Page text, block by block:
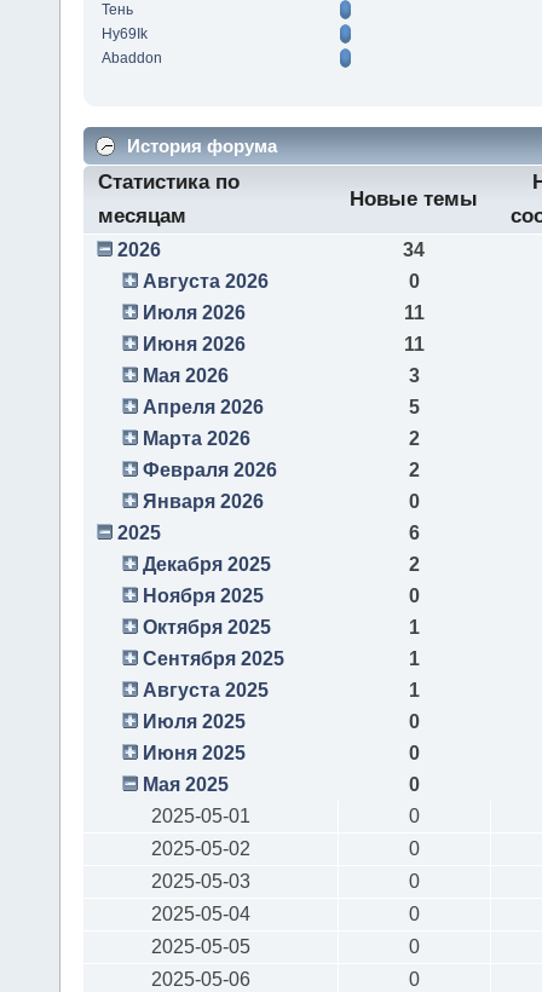
Тень
Hy69Ik
Abaddon
История форума
Статистика по
месяцам
Новые темы
2026
34
Августа 2026
0
Июля 2026
11
Июня 2026
11
Мая 2026
3
Апреля 2026
5
Марта 2026
2
Февраля 2026
2
Января 2026
0
2025
6
Декабря 2025
2
Ноября 2025
0
Октября 2025
1
Сентября 2025
1
Августа 2025
1
Июля 2025
0
Июня 2025
0
Мая 2025
0
2025-05-01
0
2025-05-02
0
2025-05-03
0
2025-05-04
0
2025-05-05
0
2025-05-06
0